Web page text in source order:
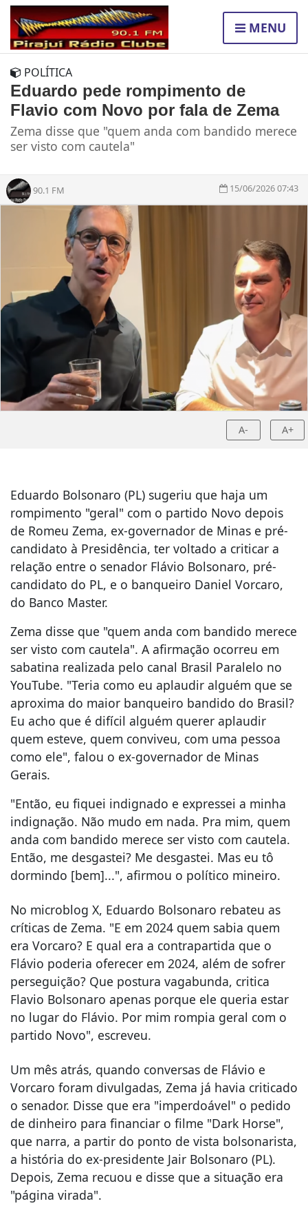
MENU
POLÍTICA
Eduardo pede rompimento de
Flavio com Novo por fala de Zema
Zema disse que "quem anda com bandido merece
ser visto com cautela"
90.1 FM 15/06/2026 07:43
A- A+
Eduardo Bolsonaro (PL) sugeriu que haja um
rompimento "geral" com o partido Novo depois
de Romeu Zema, ex-governador de Minas e pré-
candidato à Presidência, ter voltado a criticar a
relação entre o senador Flávio Bolsonaro, pré-
candidato do PL, e o banqueiro Daniel Vorcaro,
do Banco Master.
Zema disse que "quem anda com bandido merece
ser visto com cautela". A afirmação ocorreu em
sabatina realizada pelo canal Brasil Paralelo no
YouTube. "Teria como eu aplaudir alguém que se
aproxima do maior banqueiro bandido do Brasil?
Eu acho que é difícil alguém querer aplaudir
quem esteve, quem conviveu, com uma pessoa
como ele", falou o ex-governador de Minas
Gerais.
"Então, eu fiquei indignado e expressei a minha
indignação. Não mudo em nada. Pra mim, quem
anda com bandido merece ser visto com cautela.
Então, me desgastei? Me desgastei. Mas eu tô
dormindo [bem]...", afirmou o político mineiro.
No microblog X, Eduardo Bolsonaro rebateu as
críticas de Zema. "E em 2024 quem sabia quem
era Vorcaro? E qual era a contrapartida que o
Flávio poderia oferecer em 2024, além de sofrer
perseguição? Que postura vagabunda, critica
Flavio Bolsonaro apenas porque ele queria estar
no lugar do Flávio. Por mim rompia geral com o
partido Novo", escreveu.
Um mês atrás, quando conversas de Flávio e
Vorcaro foram divulgadas, Zema já havia criticado
o senador. Disse que era "imperdoável" o pedido
de dinheiro para financiar o filme "Dark Horse",
que narra, a partir do ponto de vista bolsonarista,
a história do ex-presidente Jair Bolsonaro (PL).
Depois, Zema recuou e disse que a situação era
"página virada".